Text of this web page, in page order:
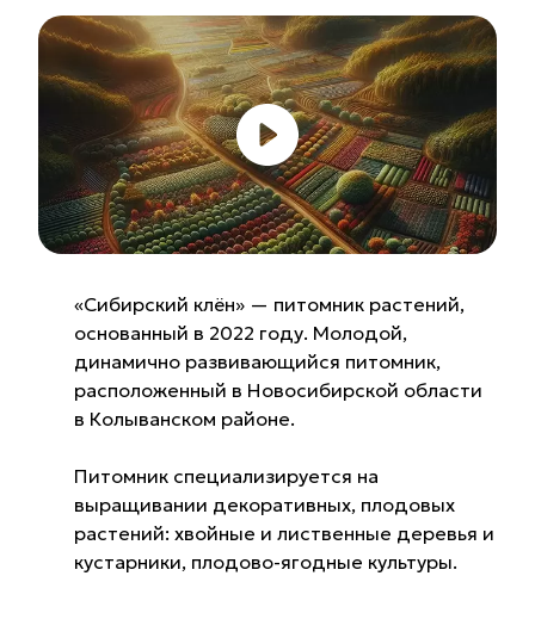
«Сибирский клён» — питомник растений,
основанный в 2022 году. Молодой,
динамично развивающийся питомник,
расположенный в Новосибирской области
в Колыванском районе.
Питомник специализируется на
выращивании декоративных, плодовых
растений: хвойные и лиственные деревья и
кустарники, плодово-ягодные культуры.